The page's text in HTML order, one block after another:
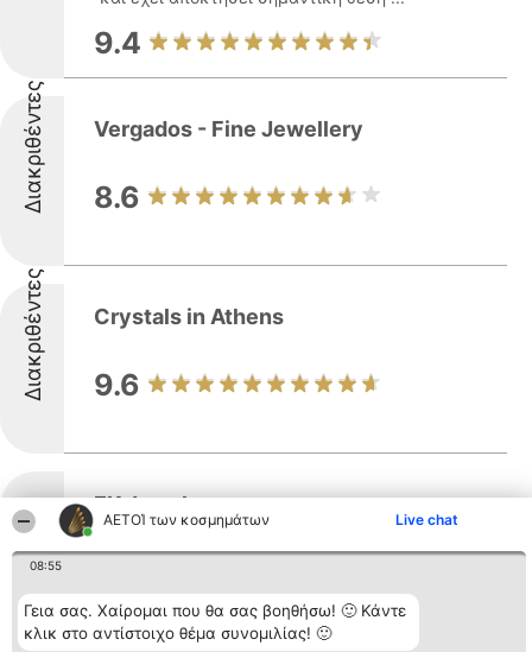
ΑΕΤΟΊ των κοσμημάτων Live chat
08:55
Γεια σας. Χαίρομαι που θα σας βοηθήσω! 🙂 Κάντε
κλικ στο αντίστοιχο θέμα συνομιλίας! 🙂
9.4
Διακριθέντες Vergados - Fine Jewellery
8.6
Διακριθέντες Crystals in Athens
9.6
Διακριθέντες
EK Jewelry
Η EK Jewelry διατηρεί ατελιέ στο κέντρο
δημιουργία χειροποίητων χρυσών
κοσμημάτων με χαρακτήρα